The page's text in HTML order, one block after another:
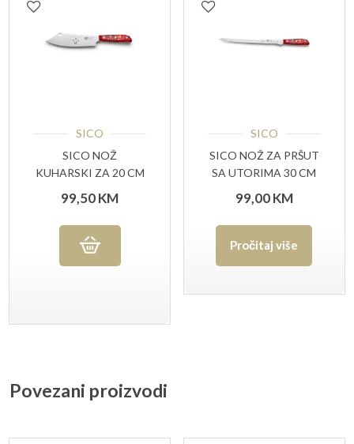
SICO
SICO NOŽ
KUHARSKI ZA 20 CM
99,50KM
SICO
SICO NOŽ ZA PRŠUT
SA UTORIMA 30 CM
99,00KM
Pročitaj više
Povezani proizvodi